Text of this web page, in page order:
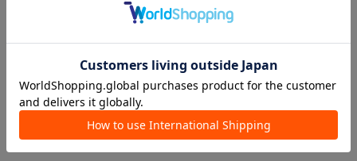
【予約受付開始】my room shop
web限定アイテム